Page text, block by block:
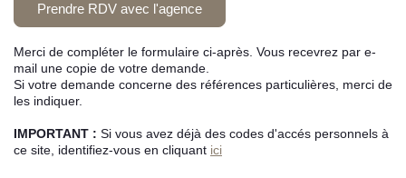
Gestion
Syndic
Prendre RDV avec l'agence
Merci de compléter le formulaire ci-après. Vous recevrez par e-
mail une copie de votre demande.
Si votre demande concerne des références particulières, merci de
les indiquer.
IMPORTANT : Si vous avez déjà des codes d'accés personnels à
ce site, identifiez-vous en cliquant ici